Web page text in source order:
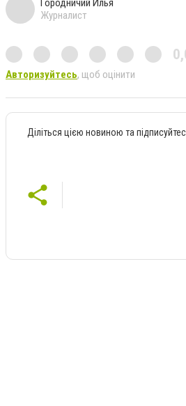
Журналист
Авторизуйтесь, щоб оцінити
Діліться цією новиною та